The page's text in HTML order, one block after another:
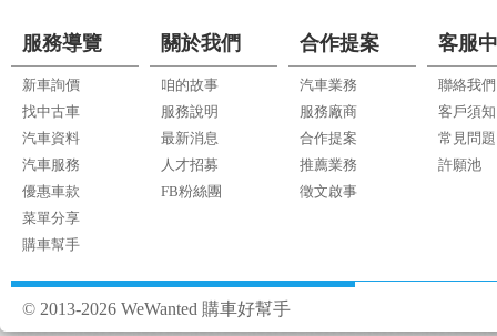
服務導覽
新車詢價
找中古車
汽車資料
汽車服務
優惠車款
菜單分享
購車幫手
關於我們
咱的故事
服務說明
最新消息
人才招募
FB粉絲團
合作提案
汽車業務
服務廠商
合作提案
推薦業務
徵文啟事
客服
聯絡我們
客戶須知
常見問題
許願池
© 2013-2026 WeWanted 購車好幫手